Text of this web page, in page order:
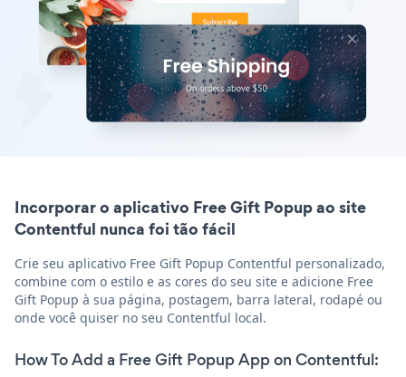
Incorporar o aplicativo Free Gift Popup ao site
Contentful nunca foi tão fácil
Crie seu aplicativo Free Gift Popup Contentful personalizado,
combine com o estilo e as cores do seu site e adicione Free
Gift Popup à sua página, postagem, barra lateral, rodapé ou
onde você quiser no seu Contentful local.
How To Add a Free Gift Popup App on Contentful: